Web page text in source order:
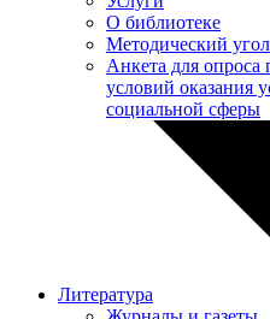
О библиотеке
Методический
Анкета для опроса
условий оказания
социальной сферы
Литература